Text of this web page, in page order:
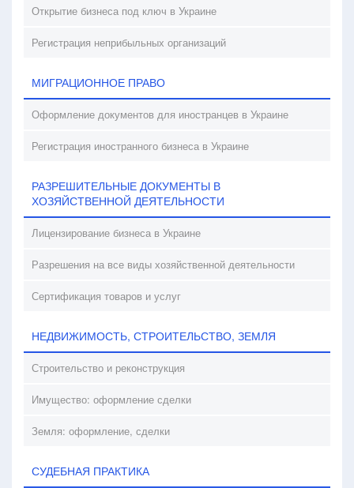
Открытие бизнеса под ключ в Украине
Регистрация неприбыльных организаций
МИГРАЦИОННОЕ ПРАВО
Оформление документов для иностранцев в Украине
Регистрация иностранного бизнеса в Украине
РАЗРЕШИТЕЛЬНЫЕ ДОКУМЕНТЫ В
ХОЗЯЙСТВЕННОЙ ДЕЯТЕЛЬНОСТИ
Лицензирование бизнеса в Украине
Разрешения на все виды хозяйственной деятельности
Сертификация товаров и услуг
НЕДВИЖИМОСТЬ, СТРОИТЕЛЬСТВО, ЗЕМЛЯ
Строительство и реконструкция
Имущество: оформление сделки
Земля: оформление, сделки
СУДЕБНАЯ ПРАКТИКА